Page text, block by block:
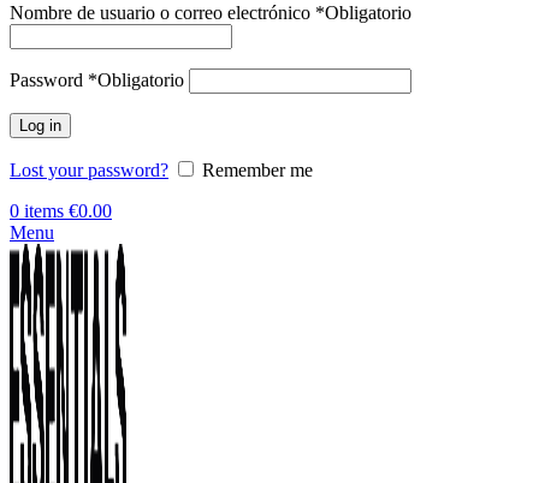
Nombre de usuario o correo electrónico *Obligatorio
Password *Obligatorio
Log in
Lost your password?
Remember me
0 items €0.00
Menu